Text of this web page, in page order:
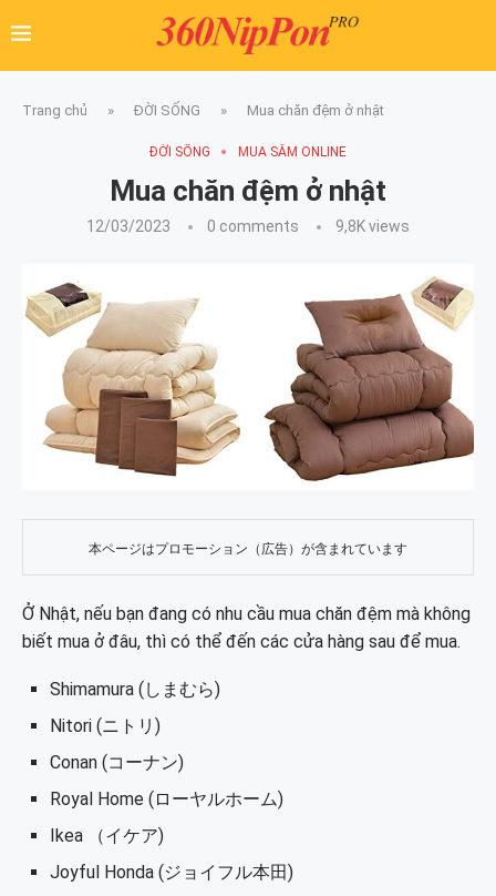
Trang chủ » ĐỜI SỐNG » Mua chăn đệm ở nhật
ĐỜI SỐNG MUA SẮM ONLINE
Mua chăn đệm ở nhật
12/03/2023 0 comments 9,8Kviews
本ページはプロモーション（広告）が含まれています
Ở Nhật, nếu bạn đang có nhu cầu mua chăn đệm mà không
biết mua ở đâu, thì có thể đến các cửa hàng sau để mua.
Shimamura (しまむら)
Nitori (ニトリ)
Conan (コーナン)
Royal Home (ローヤルホーム)
Ikea （イケア)
Joyful Honda (ジョイフル本田)